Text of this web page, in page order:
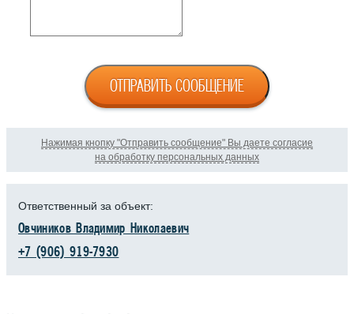
ОТПРАВИТЬ СООБЩЕНИЕ
Нажимая кнопку "Отправить сообщение" Вы даете согласие
на обработку персональных данных
Ответственный за объект:
Овчиников Владимир Николаевич
+7 (906) 919-7930